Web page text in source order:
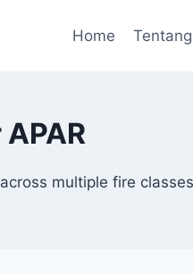
Home Tentang
multiple fire